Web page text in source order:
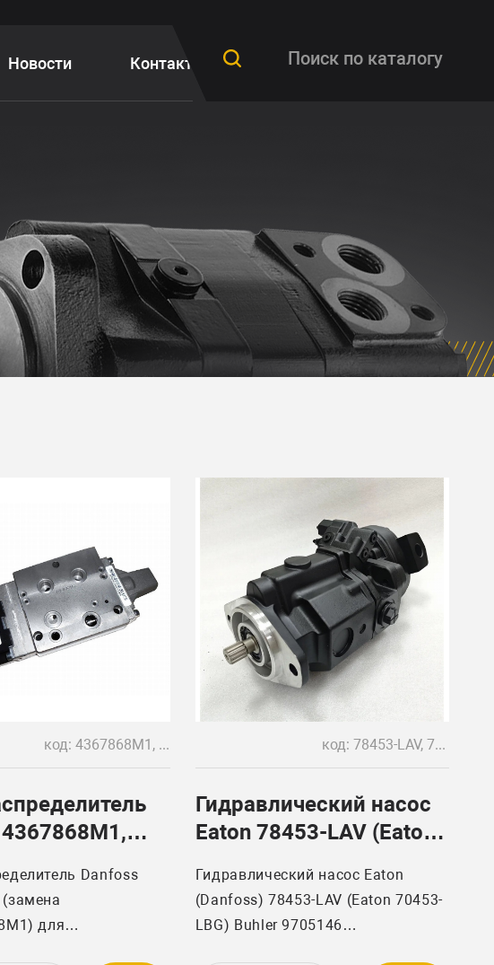
Новости Контакты FAQ
код: 4367868M1, 4360944M1
Danfoss
для
код: 78453-LAV, 70453-LBG, 9705146
Гидравлический насос
Eaton 78453-LAV (Eaton
Buhler 9705146
Гидравлический насос Eaton
(Danfoss) 78453-LAV (Eaton 70453-
LBG) Buhler 9705146